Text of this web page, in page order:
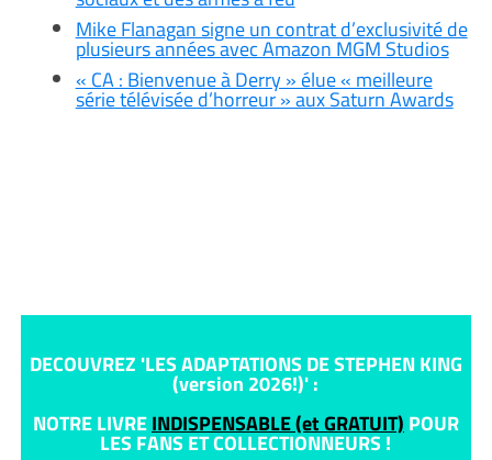
Mike Flanagan signe un contrat d’exclusivité de
plusieurs années avec Amazon MGM Studios
« CA : Bienvenue à Derry » élue « meilleure
série télévisée d’horreur » aux Saturn Awards
DECOUVREZ 'LES ADAPTATIONS DE STEPHEN KING
(version 2026!)' :
NOTRE LIVREINDISPENSABLE (et GRATUIT) POUR
LES FANS ET COLLECTIONNEURS !